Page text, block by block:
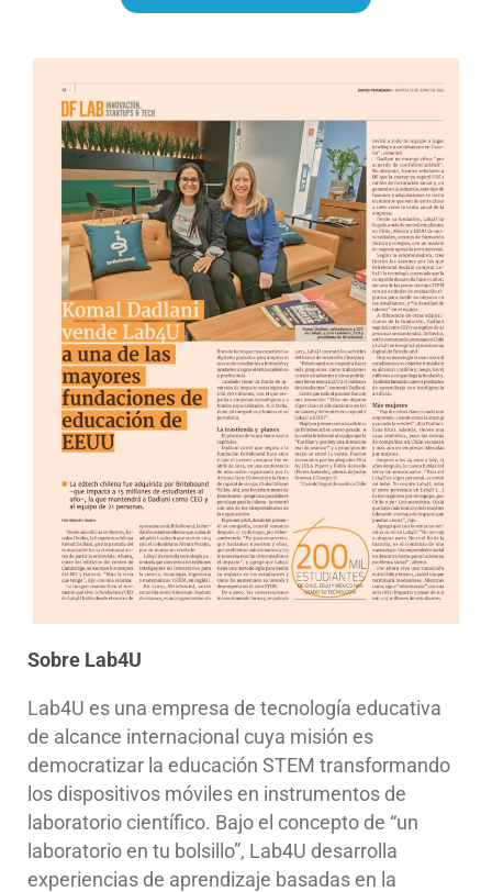
Sobre Lab4U
Lab4U es una empresa de tecnología educativa
de alcance internacional cuya misión es
democratizar la educación STEM transformando
los dispositivos móviles en instrumentos de
laboratorio científico. Bajo el concepto de “un
laboratorio en tu bolsillo”, Lab4U desarrolla
experiencias de aprendizaje basadas en la